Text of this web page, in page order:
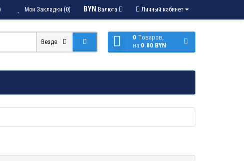
Личный кабинет
BYN Валюта
Мои Закладки (0)
0 Tоваров,
на 0.00 BYN
Везде